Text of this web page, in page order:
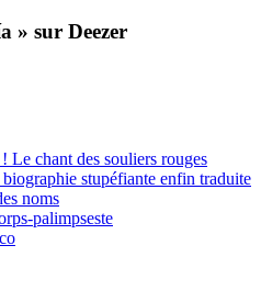
» sur Deezer
Le chant des souliers rouges
stupéfiante enfin traduite
noms
palimpseste